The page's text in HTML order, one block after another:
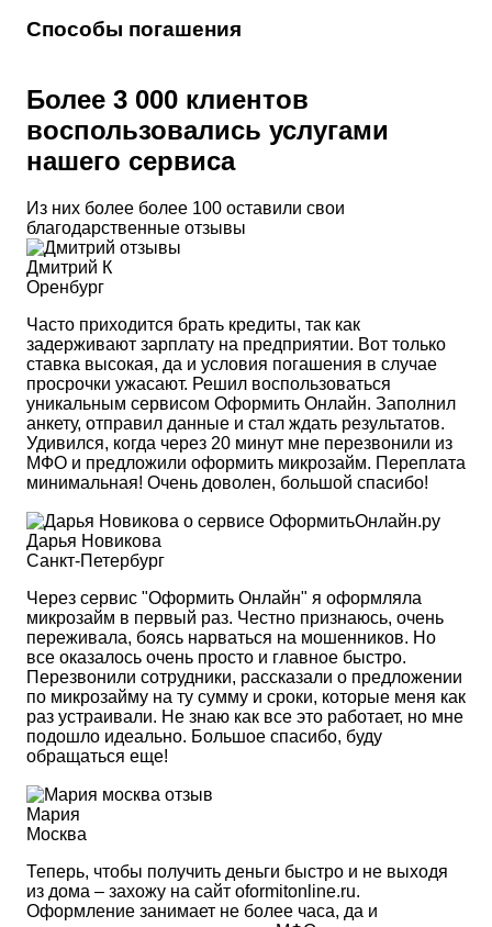
Способы погашения
Более 3 000 клиентов
воспользовались услугами
нашего сервиса
Из них более более 100 оставили свои
благодарственные отзывы
Дмитрий К
Оренбург
Часто приходится брать кредиты, так как
задерживают зарплату на предприятии. Вот только
ставка высокая, да и условия погашения в случае
просрочки ужасают. Решил воспользоваться
уникальным сервисом Оформить Онлайн. Заполнил
анкету, отправил данные и стал ждать результатов.
Удивился, когда через 20 минут мне перезвонили из
МФО и предложили оформить микрозайм. Переплата
минимальная! Очень доволен, большой спасибо!
Дарья Новикова
Санкт-Петербург
Через сервис "Оформить Онлайн" я оформляла
микрозайм в первый раз. Честно признаюсь, очень
переживала, боясь нарваться на мошенников. Но
все оказалось очень просто и главное быстро.
Перезвонили сотрудники, рассказали о предложении
по микрозайму на ту сумму и сроки, которые меня как
раз устраивали. Не знаю как все это работает, но мне
подошло идеально. Большое спасибо, буду
обращаться еще!
Мария
Москва
Теперь, чтобы получить деньги быстро и не выходя
из дома – захожу на сайт oformitonline.ru.
Оформление занимает не более часа, да и